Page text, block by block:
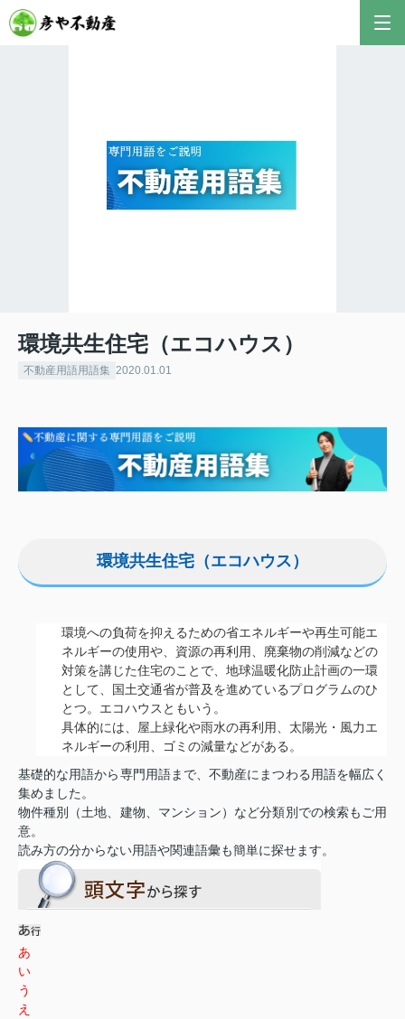
環境共生住宅（エコハウス）
不動産用語用語集 2020.01.01
環境共生住宅（エコハウス）
環境への負荷を抑えるための省エネルギーや再生可能エ
ネルギーの使用や、資源の再利用、廃棄物の削減などの
対策を講じた住宅のことで、地球温暖化防止計画の一環
として、国土交通省が普及を進めているプログラムのひ
とつ。エコハウスともいう。
具体的には、屋上緑化や雨水の再利用、太陽光・風力エ
ネルギーの利用、ゴミの減量などがある。
基礎的な用語から専門用語まで、不動産にまつわる用語を幅広く
集めました。
物件種別（土地、建物、マンション）など分類別での検索もご用
意。
読み方の分からない用語や関連語彙も簡単に探せます。
あ
い
う
え
おすすめ不動産AIコンテンツとして、膨大なデータ
から最適なご提案を導き出します✨
不動産の売却や購入など、何でもお気軽にご相談く